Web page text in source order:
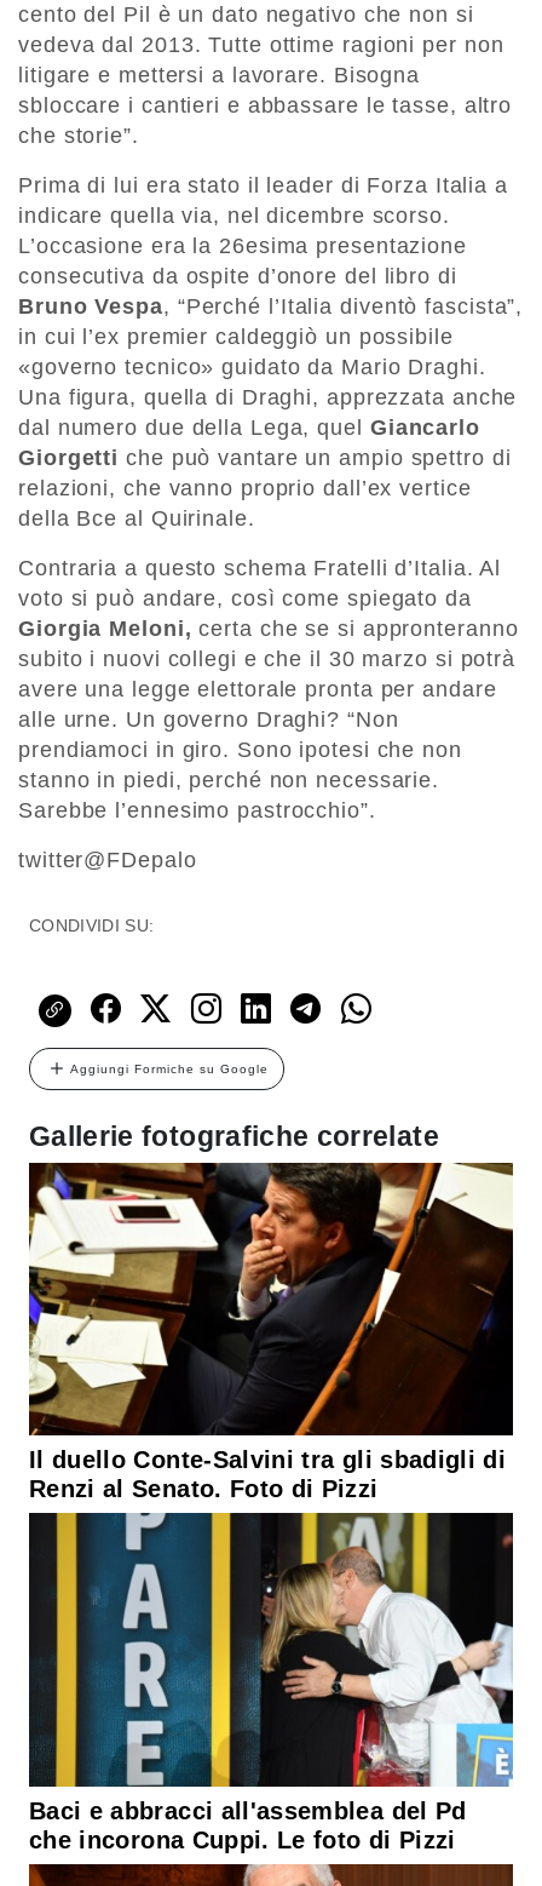
cento del Pil è un dato negativo che non si
vedeva dal 2013. Tutte ottime ragioni per non
litigare e mettersi a lavorare. Bisogna
sbloccare i cantieri e abbassare le tasse, altro
che storie”.
Prima di lui era stato il leader di Forza Italia a
indicare quella via, nel dicembre scorso.
L’occasione era la 26esima presentazione
consecutiva da ospite d’onore del libro di
Bruno Vespa, “Perché l’Italia diventò fascista”,
in cui l’ex premier caldeggiò un possibile
«governo tecnico» guidato da Mario Draghi.
Una figura, quella di Draghi, apprezzata anche
dal numero due della Lega, quel Giancarlo
Giorgetti che può vantare un ampio spettro di
relazioni, che vanno proprio dall’ex vertice
della Bce al Quirinale.
Contraria a questo schema Fratelli d’Italia. Al
voto si può andare, così come spiegato da
Giorgia Meloni, certa che se si appronteranno
subito i nuovi collegi e che il 30 marzo si potrà
avere una legge elettorale pronta per andare
alle urne. Un governo Draghi? “Non
prendiamoci in giro. Sono ipotesi che non
stanno in piedi, perché non necessarie.
Sarebbe l’ennesimo pastrocchio”.
twitter@FDepalo
CONDIVIDI SU:
Aggiungi Formiche su Google
Gallerie fotografiche correlate
Il duello Conte-Salvini tra gli sbadigli di
Renzi al Senato. Foto di Pizzi
Baci e abbracci all'assemblea del Pd
che incorona Cuppi. Le foto di Pizzi